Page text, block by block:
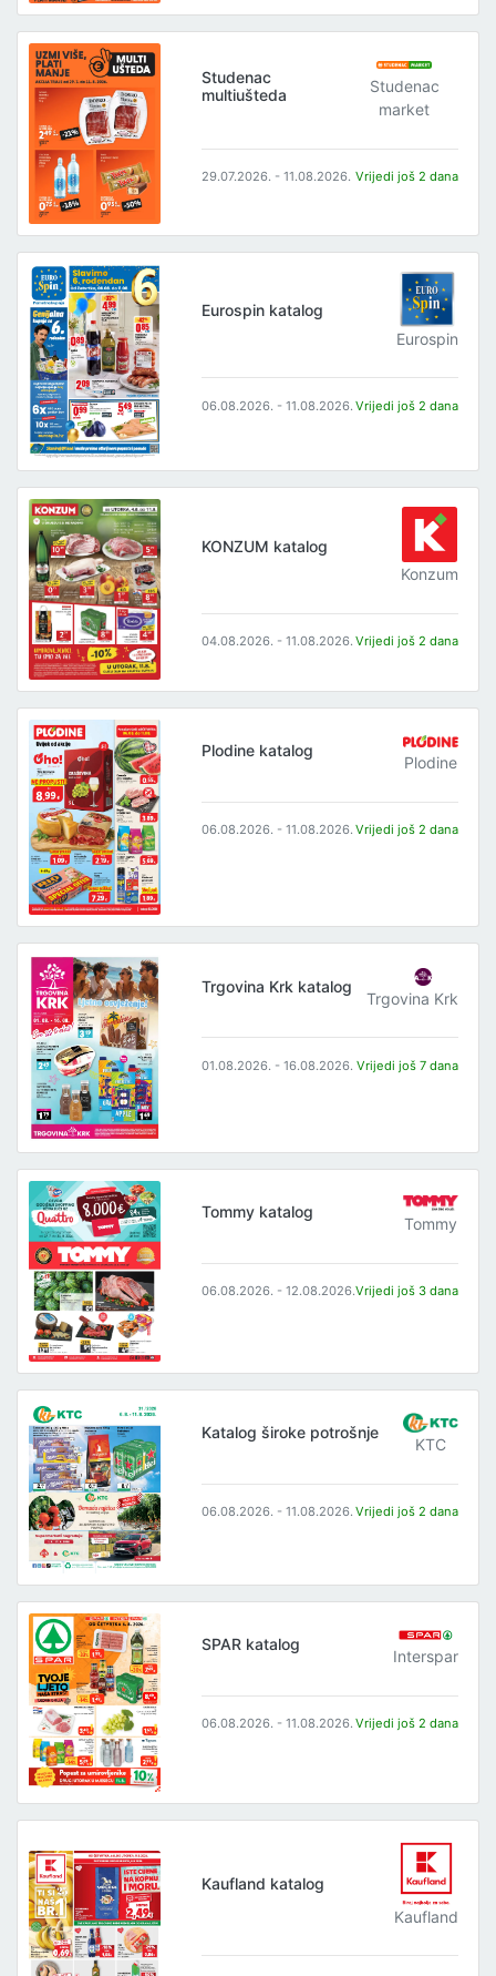
Studenac
multiušteda
Studenac
market
29.07.2026. - 11.08.2026. Vrijedi još 2 dana
Eurospin katalog
Eurospin
06.08.2026. - 11.08.2026. Vrijedi još 2 dana
KONZUM katalog
Konzum
04.08.2026. - 11.08.2026. Vrijedi još 2 dana
Plodine katalog
Plodine
06.08.2026. - 11.08.2026. Vrijedi još 2 dana
Trgovina Krk katalog
Trgovina Krk
01.08.2026. - 16.08.2026. Vrijedi još 7 dana
Tommy katalog
Tommy
06.08.2026. - 12.08.2026.Vrijedi još 3 dana
Katalog široke potrošnje
KTC
06.08.2026. - 11.08.2026. Vrijedi još 2 dana
SPAR katalog
Interspar
06.08.2026. - 11.08.2026. Vrijedi još 2 dana
Kaufland katalog
Kaufland